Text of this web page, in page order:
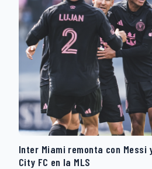
Inter Miami remonta con Messi
City FC en la MLS